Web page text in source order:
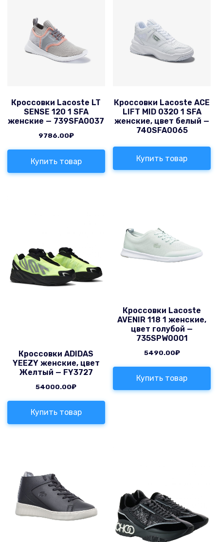
Кроссовки Lacoste LT
SENSE 120 1 SFA
женские — 739SFA0037
9786.00₽
Купить товар
Кроссовки Lacoste ACE
LIFT MID 0320 1 SFA
женские, цвет белый —
740SFA0065
Купить товар
Кроссовки ADIDAS
YEEZY женские, цвет
Желтый — FY3727
54000.00₽
Купить товар
Кроссовки Lacoste
AVENIR 118 1 женские,
цвет голубой —
735SPW0001
5490.00₽
Купить товар